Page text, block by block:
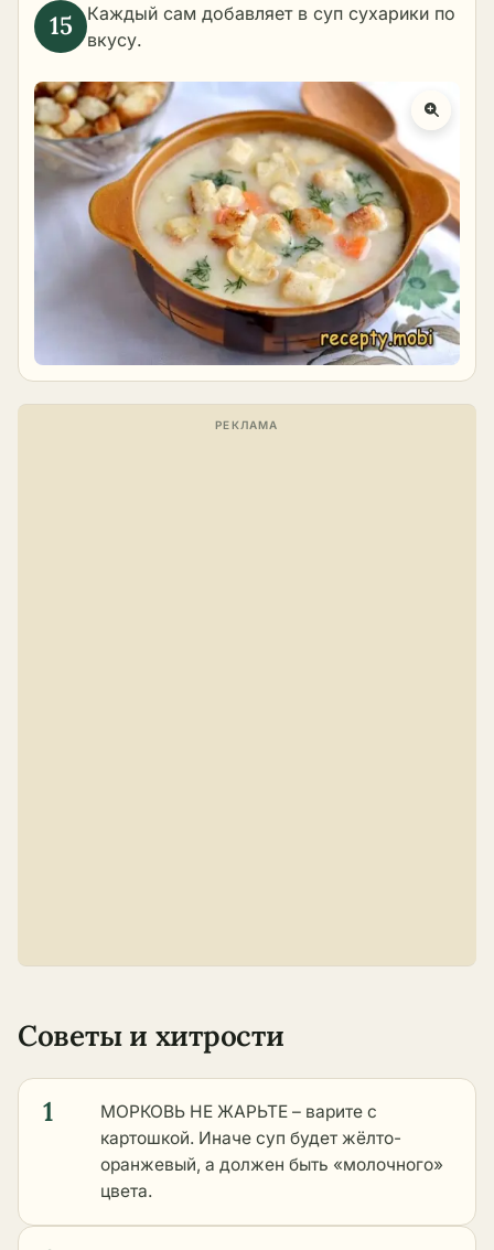
Каждый сам добавляет в суп сухарики по
вкусу.
Советы и хитрости
1
МОРКОВЬ НЕ ЖАРЬТЕ – варите с
картошкой. Иначе суп будет жёлто-
оранжевый, а должен быть «молочного»
цвета.